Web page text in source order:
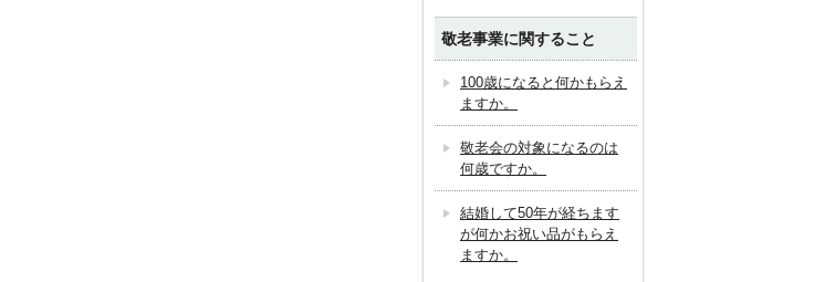
敬老事業に関すること
100歳になると何かもらえ
ますか。
敬老会の対象になるのは
何歳ですか。
結婚して50年が経ちます
が何かお祝い品がもらえ
ますか。